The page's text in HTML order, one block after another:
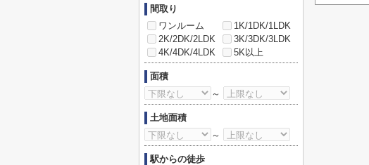
間取り
ワンルーム
1K/1DK/1LDK
2K/2DK/2LDK
3K/3DK/3LDK
4K/4DK/4LDK
5K以上
面積
～
土地面積
～
駅からの徒歩